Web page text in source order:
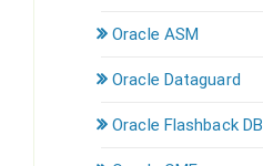
Oracle ASM
Oracle Dataguard
Oracle Flashback DB